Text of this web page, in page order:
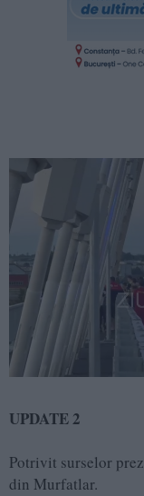
UPDATE 2
Potrivit surselor
din Murfatlar.